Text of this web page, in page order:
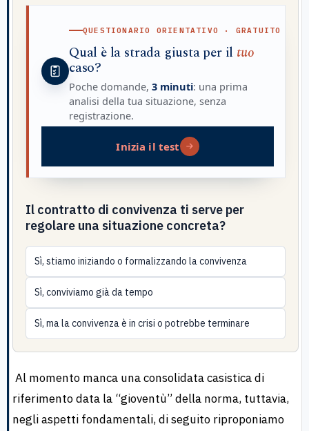
QUESTIONARIO ORIENTATIVO · GRATUITO
Qual è la strada giusta per il tuo
caso?
Poche domande, 3 minuti: una prima
analisi della tua situazione, senza
registrazione.
Inizia il test
Il contratto di convivenza ti serve per
regolare una situazione concreta?
Sì, stiamo iniziando o formalizzando la convivenza
Sì, conviviamo già da tempo
Sì, ma la convivenza è in crisi o potrebbe terminare
Al momento manca una consolidata casistica di
riferimento data la “gioventù” della norma, tuttavia,
negli aspetti fondamentali, di seguito riproponiamo